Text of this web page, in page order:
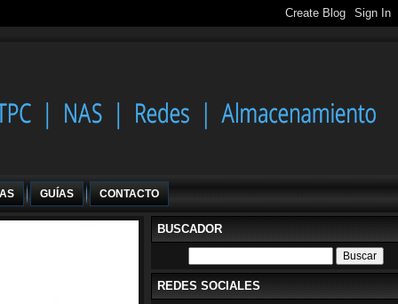
GUÍAS CONTACTO
BUSCADOR
REDES SOCIALES